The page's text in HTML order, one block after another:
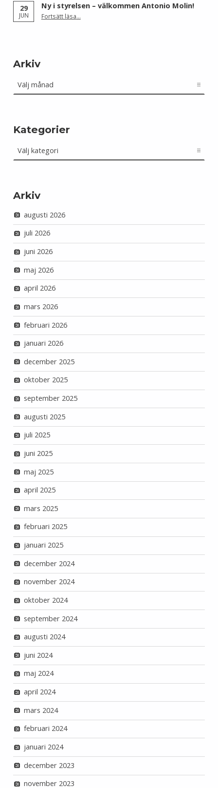
29
JUN
Ny i styrelsen – välkommen Antonio Molin!
Fortsätt läsa“Ny i styrelsen – välkommen Antonio Molin!”
…
Arkiv
Kategorier
Arkiv
augusti 2026
juli 2026
juni 2026
maj 2026
april 2026
mars 2026
februari 2026
januari 2026
december 2025
oktober 2025
september 2025
augusti 2025
juli 2025
juni 2025
maj 2025
april 2025
mars 2025
februari 2025
januari 2025
december 2024
november 2024
oktober 2024
september 2024
augusti 2024
juni 2024
maj 2024
april 2024
mars 2024
februari 2024
januari 2024
december 2023
november 2023